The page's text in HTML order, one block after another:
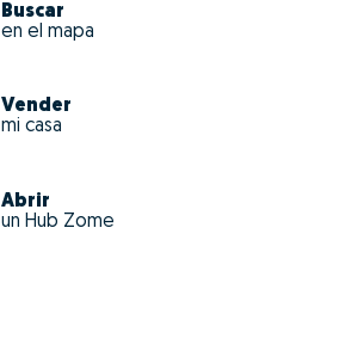
Buscar
en el mapa
Vender
mi casa
Abrir
un Hub Zome